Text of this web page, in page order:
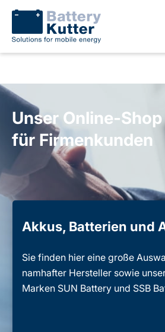
Unser Online-
für Firmenkunden
Akkus, Batterien und
Sie finden hier eine große
namhafter Hersteller sowie
Marken SUN Battery und SSB